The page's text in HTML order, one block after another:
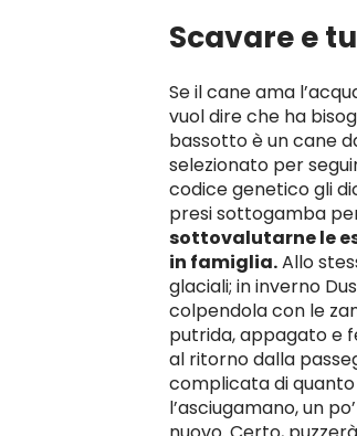
Scavare e
Se il cane ama
vuol dire che ha
bassotto è un cane
selezionato per
codice genetico gli
presi sottogamba
sottovalutarne le
in famiglia.Allo
glaciali; in inverno
colpendola con le
putrida, appagato e
al ritorno dalla
complicata di quanto
l’asciugamano, un